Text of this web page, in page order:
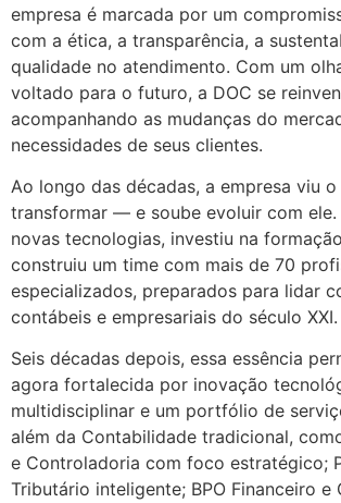
empresa é marcada por um
com a ética, a transparência, a
qualidade no atendimento. Com um
voltado para o futuro, a DOC se
acompanhando as mudanças do
necessidades de seus clientes.
Ao longo das décadas, a empresa viu
transformar — e soube evoluir com ele.
novas tecnologias, investiu na
construiu um time com mais de 70
especializados, preparados para lidar
contábeis e empresariais do século XXI.
Seis décadas depois, essa essência
agora fortalecida por inovação
multidisciplinar e um portfólio de
além da Contabilidade tradicional,
e Controladoria com foco estratégico;
Tributário inteligente; BPO Financeiro e